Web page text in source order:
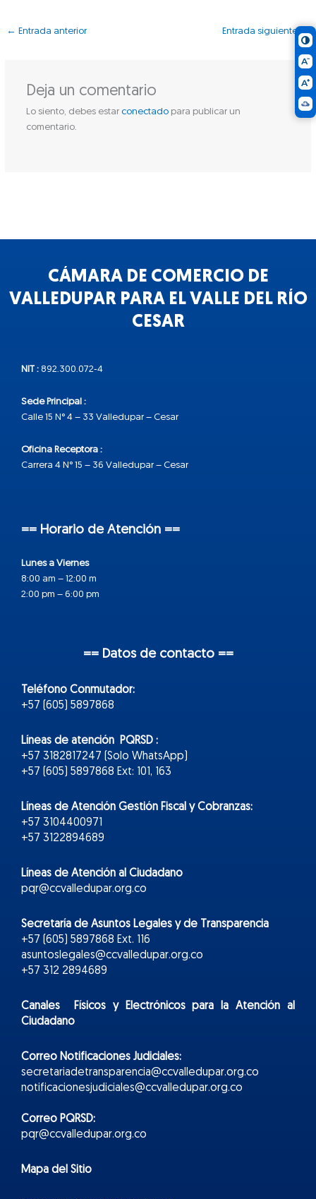
← Entrada anterior Entrada siguiente →
Deja un comentario
Lo siento, debes estar conectadopara publicar un
comentario.
CÁMARA DE COMERCIO DE
VALLEDUPAR PARA EL VALLE DEL RÍO
CESAR
NIT : 892.300.072-4
Sede Principal :
Calle 15 N° 4 – 33 Valledupar – Cesar
Oficina Receptora :
Carrera 4 N° 15 – 36 Valledupar – Cesar
== Horario de Atención ==
Lunes a Viernes
8:00 am – 12:00 m
2:00 pm – 6:00 pm
== Datos de contacto ==
Teléfono Conmutador:
+57 (605) 5897868
Líneas de atención PQRSD :
+57 3182817247 (Solo WhatsApp)
+57 (605) 5897868 Ext: 101, 163
Líneas de Atención Gestión Fiscal y Cobranzas:
+57 3104400971
+57 3122894689
Líneas de Atención al Ciudadano
pqr@ccvalledupar.org.co
Secretaría de Asuntos Legales y de Transparencia
+57 (605) 5897868 Ext. 116
asuntoslegales@ccvalledupar.org.co
+57 312 2894689
Canales Físicos yElectrónicospara la Atención al
Ciudadano
Correo Notificaciones Judiciales:
secretariadetransparencia@ccvalledupar.org.co
notificacionesjudiciales@ccvalledupar.org.co
Correo PQRSD:
pqr@ccvalledupar.org.co
Mapa del Sitio